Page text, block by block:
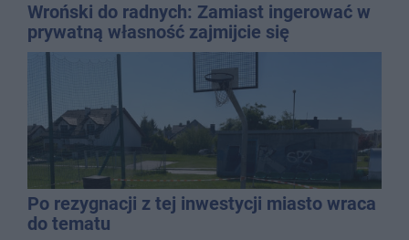
Wroński do radnych: Zamiast ingerować w
prywatną własność zajmijcie się
gospodarką
Po rezygnacji z tej inwestycji miasto wraca
do tematu